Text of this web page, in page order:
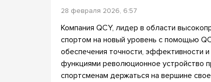
28 февраля 2026, 6:57
Компания QCY, лидер в области
спортом на новый уровень с помощью
обеспечения точности, эффективности
функциями революционное устройство
спортсменам держаться на вершине